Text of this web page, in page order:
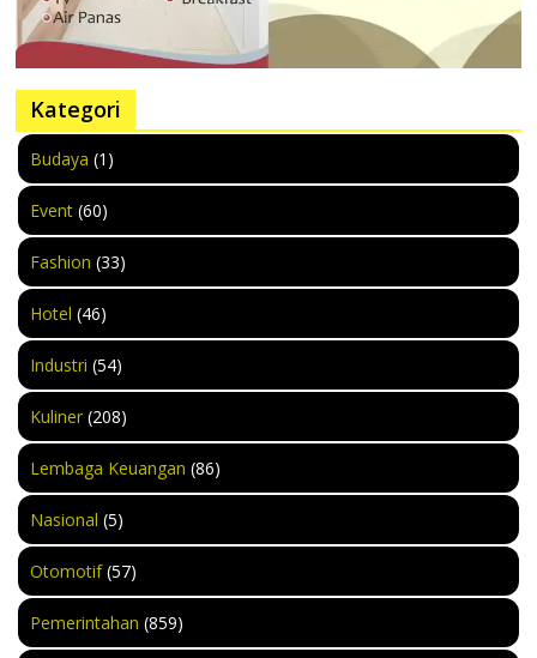
Kategori
Budaya (1)
Event (60)
Fashion (33)
Hotel (46)
Industri (54)
Kuliner (208)
Lembaga Keuangan (86)
Nasional (5)
Otomotif(57)
Pemerintahan (859)